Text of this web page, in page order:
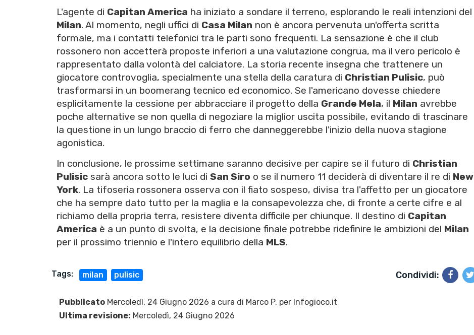
L'agente di Capitan America ha iniziato a sondare il terreno, esplorando le reali intenzioni del
Milan. Al momento, negli uffici di Casa Milan non è ancora pervenuta un'offerta scritta
formale, ma i contatti telefonici tra le parti sono frequenti. La sensazione è che il club
rossonero non accetterà proposte inferiori a una valutazione congrua, ma il vero pericolo è
rappresentato dalla volontà del calciatore. La storia recente insegna che trattenere un
giocatore controvoglia, specialmente una stella della caratura di Christian Pulisic, può
trasformarsi in un boomerang tecnico ed economico. Se l'americano dovesse chiedere
esplicitamente la cessione per abbracciare il progetto della Grande Mela, il Milan avrebbe
poche alternative se non quella di negoziare la miglior uscita possibile, evitando di trascinare
la questione in un lungo braccio di ferro che danneggerebbe l'inizio della nuova stagione
agonistica.
In conclusione, le prossime settimane saranno decisive per capire se il futuro di Christian
Pulisic sarà ancora sotto le luci di San Siro o se il numero 11 deciderà di diventare il re di New
York. La tifoseria rossonera osserva con il fiato sospeso, divisa tra l'affetto per un giocatore
che ha sempre dato tutto per la maglia e la consapevolezza che, di fronte a certe cifre e al
richiamo della propria terra, resistere diventa difficile per chiunque. Il destino di Capitan
America è a un punto di svolta, e la decisione finale potrebbe ridefinire le ambizioni del Milan
per il prossimo triennio e l'intero equilibrio della MLS.
Tags: milan pulisic Condividi:
Pubblicato Mercoledì, 24 Giugno 2026 a cura di Marco P. per Infogioco.it
Ultima revisione: Mercoledì, 24 Giugno 2026